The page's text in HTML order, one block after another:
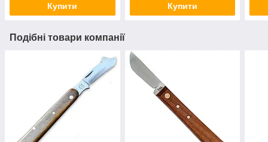
Купити Купити
Подібні товари компанії